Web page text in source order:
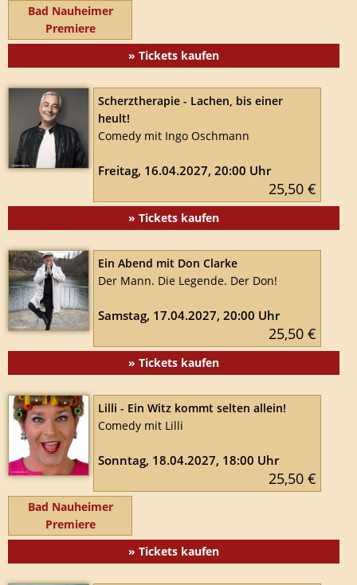
Bad Nauheimer
Premiere
» Tickets kaufen
Scherztherapie - Lachen, bis einer
heult!
Comedy mit Ingo Oschmann
Freitag, 16.04.2027, 20:00 Uhr
25,50 €
» Tickets kaufen
Ein Abend mit Don Clarke
Der Mann. Die Legende. Der Don!
Samstag, 17.04.2027, 20:00 Uhr
25,50 €
» Tickets kaufen
Lilli - Ein Witz kommt selten allein!
Comedy mit Lilli
Sonntag, 18.04.2027, 18:00 Uhr
25,50 €
Bad Nauheimer
Premiere
» Tickets kaufen